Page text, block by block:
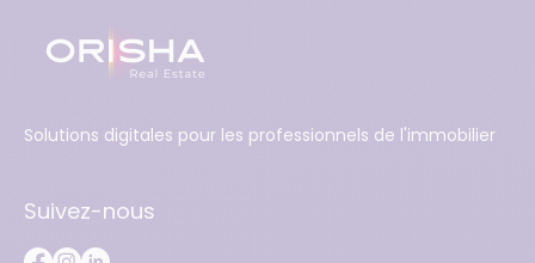
Solutions digitales pour les professionnels de l'immobilier
Suivez-nous